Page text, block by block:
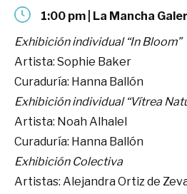
1:00 pm | La Mancha
Exhibición individual “In Bloom”
Artista: Sophie Baker
Curaduría: Hanna Ballón
Exhibición individual “Vítrea
Artista: Noah Alhalel
Curaduría: Hanna Ballón
Exhibición Colectiva
Artistas: Alejandra Ortiz de